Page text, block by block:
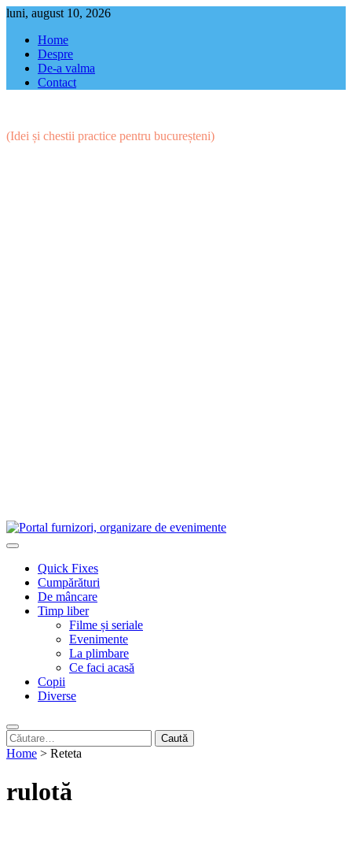
Skip
content
luni, august 10, 2026
Home
Despre
De-a valma
Contact
(Idei și chestii practice pentru bucureșteni)
Quick Fixes
Cumpărături
De mâncare
Timp liber
Filme și seriale
Evenimente
La plimbare
Ce faci acasă
Copii
Diverse
Caută
după:
Home > Reteta
rulotă